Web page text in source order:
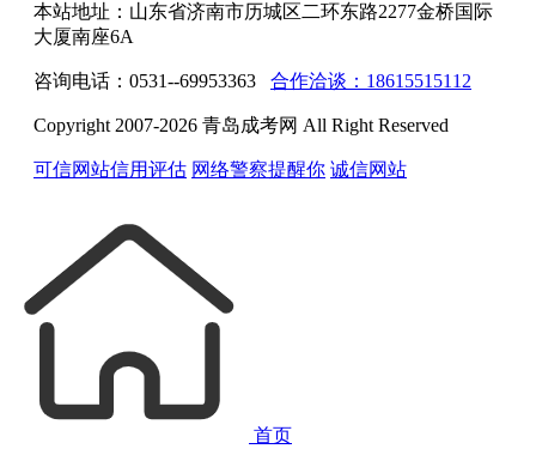
本站地址：山东省济南市历城区二环东路2277金桥国际
大厦南座6A
咨询电话：0531--69953363 合作洽谈：18615515112
Copyright 2007-2026 青岛成考网 All Right Reserved
可信网站信用评估 网络警察提醒你 诚信网站
首页